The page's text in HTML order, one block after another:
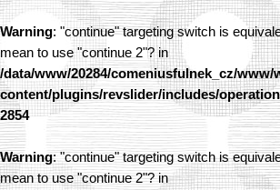
Warning: "continue" targeting switch is
mean to use "continue 2"? in
/data/www/20284/comeniusfulnek_cz/www/
content/plugins/revslider/includes/
2854
Warning: "continue" targeting switch is
mean to use "continue 2"? in